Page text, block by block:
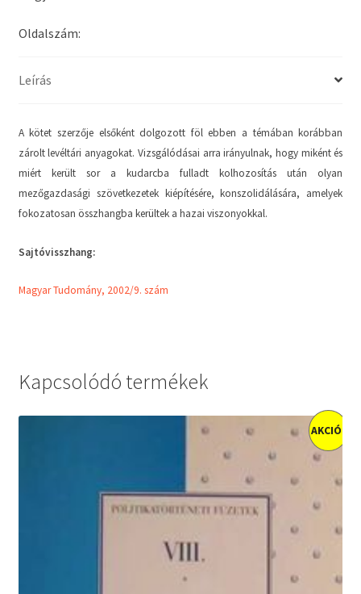
Oldalszám:
Leírás
A kötet szerzője elsőként dolgozott föl ebben a témában korábban
zárolt levéltári anyagokat. Vizsgálódásai arra irányulnak, hogy miként és
miért került sor a kudarcba fulladt kolhozosítás után olyan
mezőgazdasági szövetkezetek kiépítésére, konszolidálására, amelyek
fokozatosan összhangba kerültek a hazai viszonyokkal.
Sajtóvisszhang:
Magyar Tudomány, 2002/9. szám
Kapcsolódó termékek
AKCIÓ!